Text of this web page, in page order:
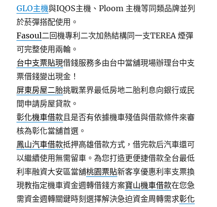
GLO主機與IQOS主機、Ploom 主機等同類品牌並列
於菸彈搭配使用。
Fasoul二回機專利二次加熱結構同一支TEREA 煙彈
可完整使用兩輪。
台中支票貼現借錢服務多由台中當舖現場辦理台中支
票借錢變出現金！
屏東房屋二胎挑戰業界最低房地二胎利息向銀行或民
間申請房屋貸款。
彰化機車借款且是否有依據機車殘值與借款條件來審
核為彰化當舖首選。
鳳山汽車借款抵押高雄借款方式，借完款后汽車還可
以繼續使用無需留車。為您打造更便捷借款全台最低
利率融資大安區當舖桃園票貼新客享優惠利率支票換
現教指定機車資金週轉借錢方案寶山機車借款在您急
需資金週轉關鍵時刻選擇解決急迫資金周轉需求彰化